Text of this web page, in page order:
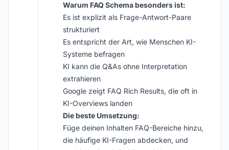
Warum FAQ Schema besonders ist:
Es ist explizit als Frage-Antwort-Paare
strukturiert
Es entspricht der Art, wie Menschen KI-
Systeme befragen
KI kann die Q&As ohne Interpretation
extrahieren
Google zeigt FAQ Rich Results, die oft in
KI-Overviews landen
Die beste Umsetzung:
Füge deinen Inhalten FAQ-Bereiche hinzu,
die häufige KI-Fragen abdecken, und